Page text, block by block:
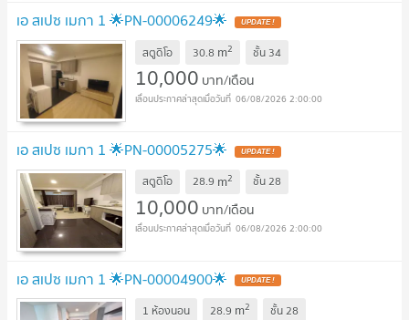
เอ สเปซ เมกา 1 🌟PN-00006249🌟
สตูดิโอ 30.8 m2 ชั้น 34
10,000 บาท/เดือน
06/08/2026 2:00:00
เอ สเปซ เมกา 1 🌟PN-00005275🌟
สตูดิโอ 28.9 m2 ชั้น28
10,000 บาท/เดือน
06/08/2026 2:00:00
เอ สเปซ เมกา 1 🌟PN-00004900🌟
1 ห้องนอน 28.9 m2 ชั้น28